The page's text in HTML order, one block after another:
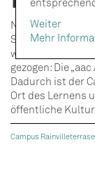
Weiter
Mehr
Neben der gmp-
Seefahrtschule
weitere
gezogen: Die
Dadurch ist der
Ort des Lernens
öffentliche
Campus